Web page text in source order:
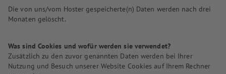
Die von uns/vom Hoster gespeicherte(n) Daten werden nach drei
Monaten gelöscht.
Was sind Cookies und wofür werden sie verwendet?
Zusätzlich zu den zuvor genannten Daten werden bei Ihrer
Nutzung und Besuch unserer Website Cookies auf Ihrem Rechner